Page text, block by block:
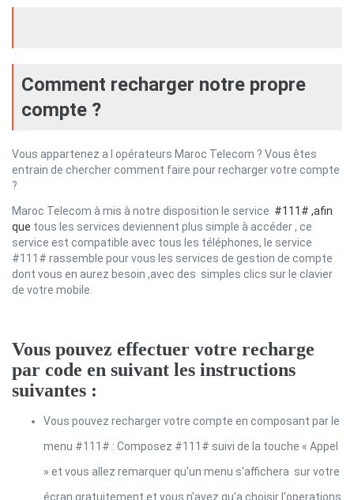
Comment recharger notre propre
compte ?
Vous appartenez a l opérateurs Maroc Telecom ? Vous êtes
entrain de chercher comment faire pour recharger votre compte
?
Maroc Telecom à mis à notre disposition le service #111# ,afin
que tous les services deviennent plus simple à accéder , ce
service est compatible avec tous les téléphones, le service
#111# rassemble pour vous les services de gestion de compte
dont vous en aurez besoin ,avec des simples clics sur le clavier
de votre mobile.
Vous pouvez effectuer votre recharge
par code en suivant les instructions
suivantes :
Vous pouvez recharger votre compte en composant par le
menu #111# : Composez #111# suivi de la touche « Appel
» et vous allez remarquer qu'un menu s'affichera sur votre
écran gratuitement et vous n'avez qu'a choisir l'operations